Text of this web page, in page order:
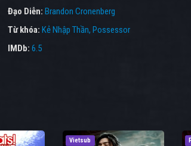
Đạo Diễn: Brandon Cronenberg
Từ khóa: Kẻ Nhập Thần, Possessor
IMDb: 6.5
Vietsub